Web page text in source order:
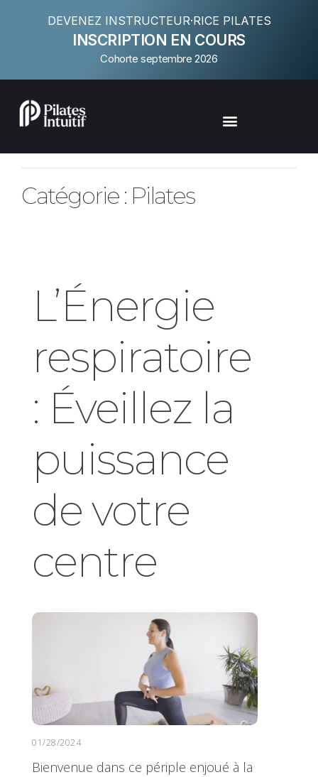
DEVENEZ INSTRUCTEUR·RICE PILATES
INSCRIPTION EN COURS
Cohorte septembre 2026
Catégorie : Pilates
L’Énergie
respiratoire
: Éveillez la
puissance
de votre
centre
01/28/2024
Bienvenue dans ce périple enjoué à la